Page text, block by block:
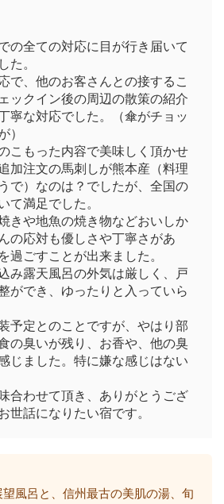
の全ての対応に目が行き届いて
た。
で、他のお客さんとの接するこ
ックイン後の周辺の散策の紹介
寧な対応でした。（傘がチョッ
）
こもった内容で美味しく頂かせ
加注文の馬刺しが熊本産（料理
で）なのは？でしたが、全国の
て満足でした。
きや地魚の焼き物などおいしか
の応対も優しさや丁寧さがあ
過ごすことが出来ました。
み露天風呂の外気は厳しく、戸
ができ、ゆったりと入っていら
予定とのことですが、やはり部
の臭いが残り、お香や、他の臭
じました。特に嫌な感じはない
合わせて頂き、ありがとうござ
世話になりたい宿です。
風呂と、信州最古の美肌の湯、旬